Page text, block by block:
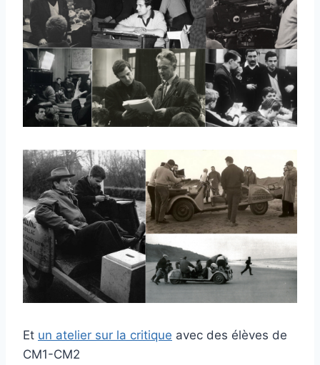
Et un atelier sur la critique avec des élèves de
CM1-CM2